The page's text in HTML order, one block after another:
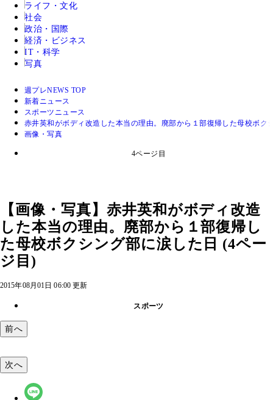
ライフ・文化
社会
政治・国際
経済・ビジネス
IT・科学
写真
週プレNEWS TOP
新着ニュース
スポーツニュース
赤井英和がボディ改造した本当の理由。廃部から１部復帰した母校ボク
画像・写真
4ページ目
【画像・写真】赤井英和がボディ改造
した本当の理由。廃部から１部復帰し
た母校ボクシング部に涙した日 (4ペー
ジ目)
2015年08月01日 06:00 更新
スポーツ
前へ
次へ